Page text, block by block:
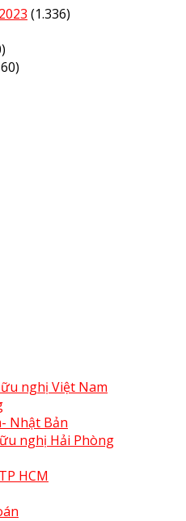
(1.336)
nghị Việt Nam
Nhật Bản
nghị Hải Phòng
HCM